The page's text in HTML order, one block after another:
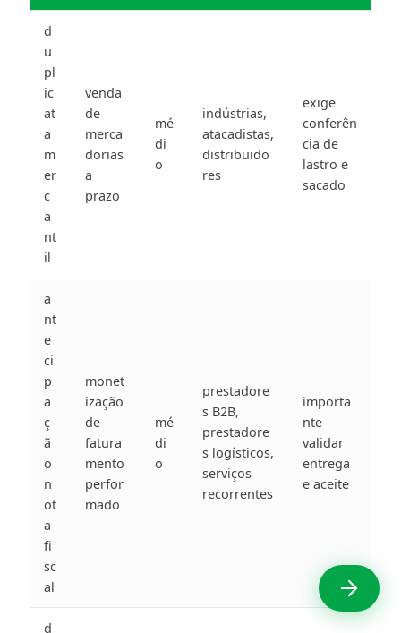
d
u
pl
ic
at
a
m
er
c
a
nt
il
venda
de
merca
dorias
a
prazo
mé
di
o
indústrias,
atacadistas,
distribuido
res
exige
conferên
cia de
lastro e
sacado
a
nt
e
ci
p
a
ç
ã
o
n
ot
a
fi
sc
al
monet
ização
de
fatura
mento
perfor
mado
mé
di
o
prestadore
s B2B,
prestadore
s logísticos,
serviços
recorrentes
importa
nte
validar
entrega
e aceite
d